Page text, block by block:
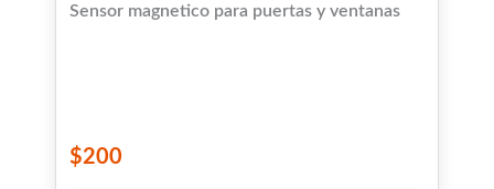
Sensor magnetico para puertas y ventanas
$200